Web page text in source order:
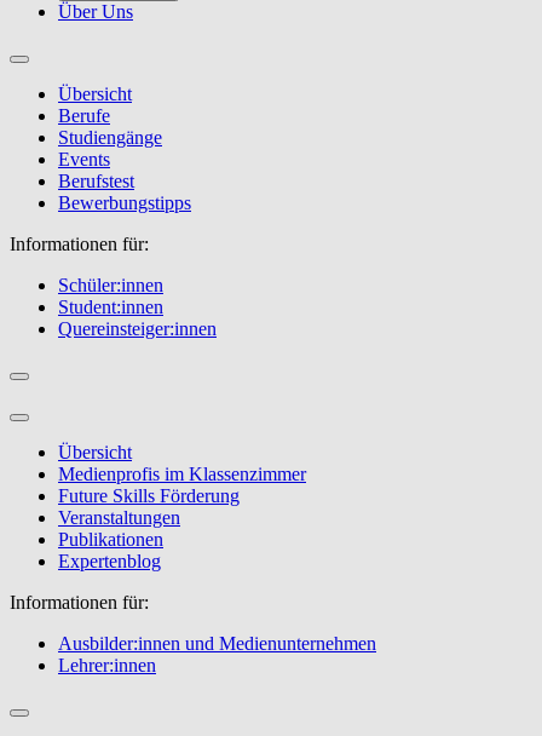
Über Uns
Übersicht
Berufe
Studiengänge
Events
Berufstest
Bewerbungstipps
Informationen für:
Schüler:innen
Student:innen
Quereinsteiger:innen
Übersicht
Medienprofis im Klassenzimmer
Future Skills Förderung
Veranstaltungen
Publikationen
Expertenblog
Informationen für:
Ausbilder:innen und Medienunternehmen
Lehrer:innen